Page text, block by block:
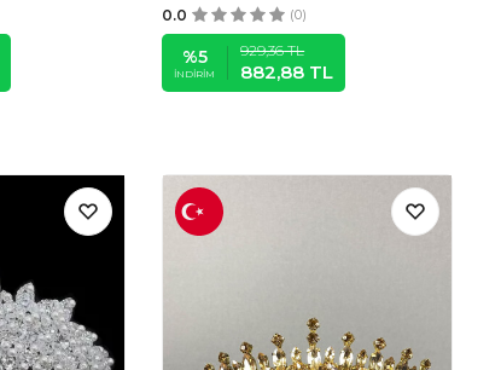
0.0 (0)
%5
İNDIRIM
929,36TL
882,88 TL